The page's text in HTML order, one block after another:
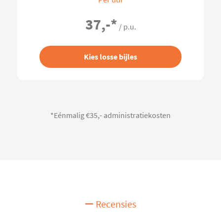
37,-* / p.u.
Kies losse bijles
*Eénmalig €35,- administratiekosten
Recensies